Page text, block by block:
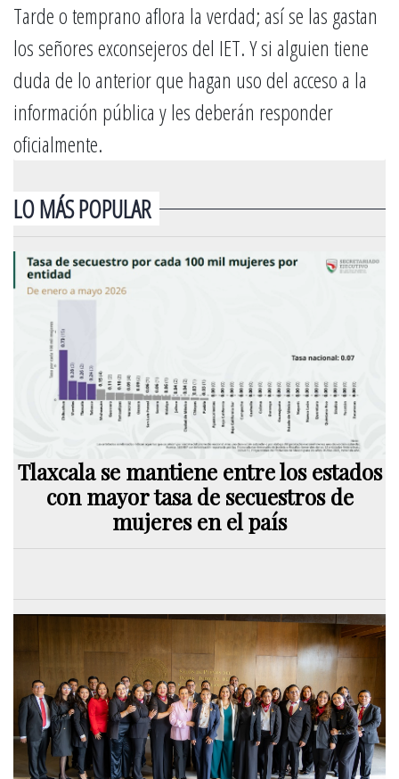
Tarde o temprano aflora la verdad; así se las gastan
los señores exconsejeros del IET. Y si alguien tiene
duda de lo anterior que hagan uso del acceso a la
información pública y les deberán responder
oficialmente.
LO MÁS POPULAR
Tlaxcala se mantiene entre los estados
con mayor tasa de secuestros de
mujeres en el país